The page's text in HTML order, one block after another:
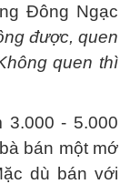
Đông Ngạc
được, quen
quen thì
3.000 - 5.000
bán một mớ
dù bán với